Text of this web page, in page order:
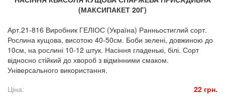
(МАКСИПАКЕТ 20Г)
Арт.21-816 Виробник ГЕЛІОС (Україна) Ранньостиглий сорт.
Рослина кущова, висотою 40-50см. Боби зелені, довжиною до
10см, на рослині 10-12 штук. Насіння гладенькі, білі. Сорт
відносно стійкий до хвороб з відмінними смаком.
Універсального використання.
Ціна:
22 грн.